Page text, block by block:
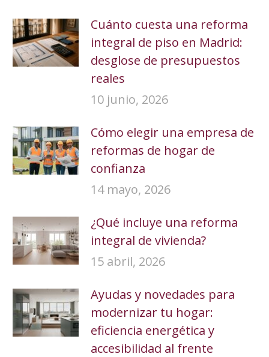
Cuánto cuesta una reforma
integral de piso en Madrid:
desglose de presupuestos
reales
10 junio, 2026
Cómo elegir una empresa de
reformas de hogar de
confianza
14 mayo, 2026
¿Qué incluye una reforma
integral de vivienda?
15 abril, 2026
Ayudas y novedades para
modernizar tu hogar:
eficiencia energética y
accesibilidad al frente